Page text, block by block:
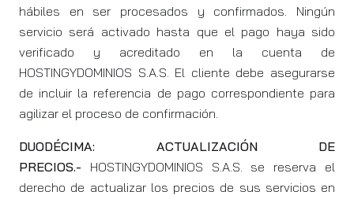
hábiles en ser procesados y confirmados. Ningún
servicio será activado hasta que el pago haya sido
verificado y acreditado en la cuenta de
HOSTINGYDOMINIOS S.A.S. El cliente debe asegurarse
de incluir la referencia de pago correspondiente para
agilizar el proceso de confirmación.
DUODÉCIMA: ACTUALIZACIÓN DE
PRECIOS.- HOSTINGYDOMINIOS S.A.S. se reserva el
derecho de actualizar los precios de sus servicios en